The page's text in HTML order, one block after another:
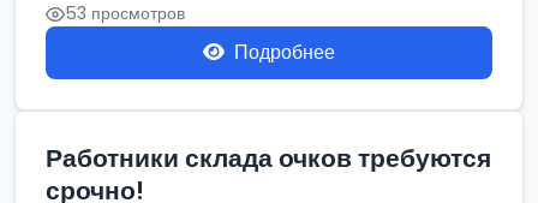
53 просмотров
Подробнее
Работники склада очков требуются
срочно!